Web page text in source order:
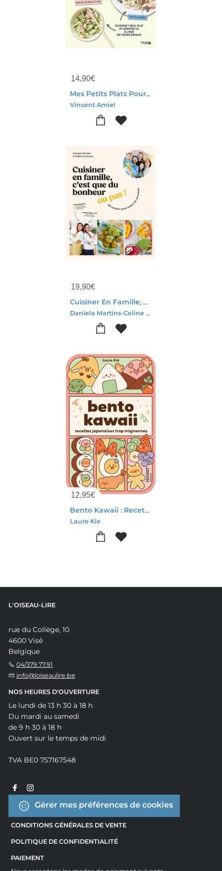
14,90€
Mes Petits Plats Pour Bebe Et Toute La Famille
Vincent Amiel
19,90€
Cuisiner En Famille, C'est Que Du Bonheur... Ou Pas !
Daniela Martins-Celine De Sousa
12,95€
Bento Kawaii : Recettes Japonaises Trop Mignonnes
Laure Kie
L'OISEAU-LIRE
rue du Collège, 10
4600 Visé
Belgique
04/379.77.91
info@loiseaulire.be
NOS HEURES D'OUVERTURE
Le lundi de 13 h 30 à 18 h
Du mardi au samedi
de 9 h 30 à 18 h
Ouvert sur le temps de midi
TVA BE0 757167548
Gérer mes préférences de cookies
CONDITIONS GÉNÉRALES DE VENTE
POLITIQUE DE CONFIDENTIALITÉ
PAIEMENT